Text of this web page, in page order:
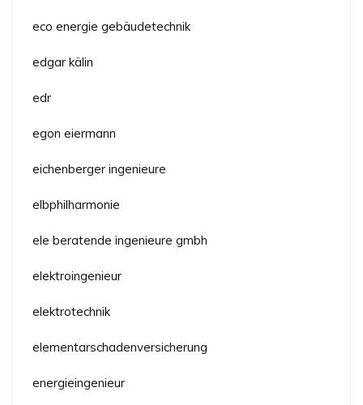
eco energie gebäudetechnik
edgar kälin
edr
egon eiermann
eichenberger ingenieure
elbphilharmonie
ele beratende ingenieure gmbh
elektroingenieur
elektrotechnik
elementarschadenversicherung
energieingenieur